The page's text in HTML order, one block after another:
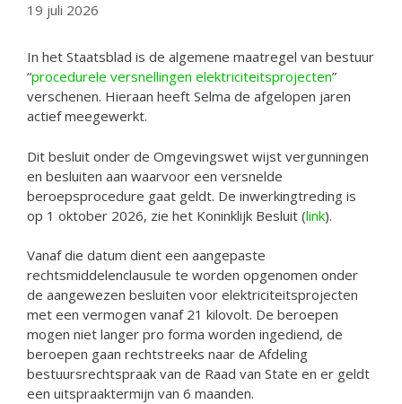
19 juli 2026
In het Staatsblad is de algemene maatregel van bestuur
“procedurele versnellingen elektriciteitsprojecten”
verschenen. Hieraan heeft Selma de afgelopen jaren
actief meegewerkt.
Dit besluit onder de Omgevingswet wijst vergunningen
en besluiten aan waarvoor een versnelde
beroepsprocedure gaat geldt. De inwerkingtreding is
op 1 oktober 2026, zie het Koninklijk Besluit (link).
Vanaf die datum dient een aangepaste
rechtsmiddelenclausule te worden opgenomen onder
de aangewezen besluiten voor elektriciteitsprojecten
met een vermogen vanaf 21 kilovolt. De beroepen
mogen niet langer pro forma worden ingediend, de
beroepen gaan rechtstreeks naar de Afdeling
bestuursrechtspraak van de Raad van State en er geldt
een uitspraaktermijn van 6 maanden.